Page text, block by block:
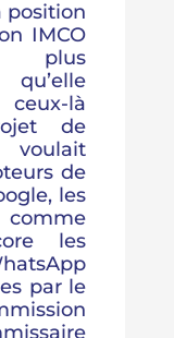
position
IMCO
plus
là
de
de
les
comme
les
par le